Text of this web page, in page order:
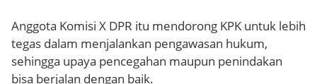
Anggota Komisi X DPR itu mendorong KPK untuk lebih
tegas dalam menjalankan pengawasan hukum,
sehingga upaya pencegahan maupun penindakan
bisa berjalan dengan baik.